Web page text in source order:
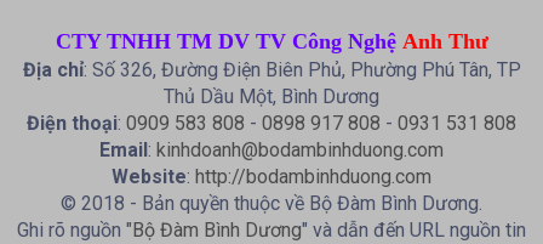
CTY TNHH TM DV TV Công Nghệ Anh Thư
Địa chỉ: Số 326, Đường Điện Biên Phủ, Phường Phú Tân, TP
Thủ Dầu Một, Bình Dương
Điện thoại: 0909 583 808 - 0898 917 808 - 0931 531 808
Email: kinhdoanh@bodambinhduong.com
Website: http://bodambinhduong.com
© 2018 - Bản quyền thuộc về Bộ Đàm Bình Dương.
Ghi rõ nguồn "Bộ Đàm Bình Dương" và dẫn đến URL nguồn tin